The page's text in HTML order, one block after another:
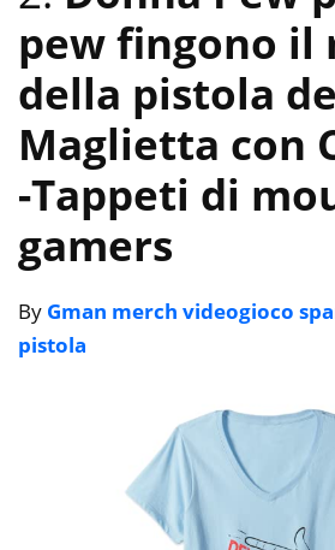
pew fingono il
della pistola
Maglietta con
-Tappeti di
gamers
By Gman merch videogioco
pistola